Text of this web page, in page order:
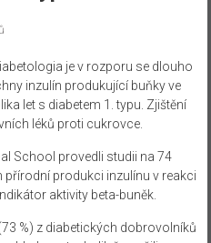
je v rozporu se dlouho
inzulín produkující buňky ve
let s diabetem 1. typu. Zjištění
léků proti cukrovce.
School provedli studii na 74
přírodní produkci inzulínu v reakci
aktivity beta-buněk.
%) z diabetických dobrovolníků